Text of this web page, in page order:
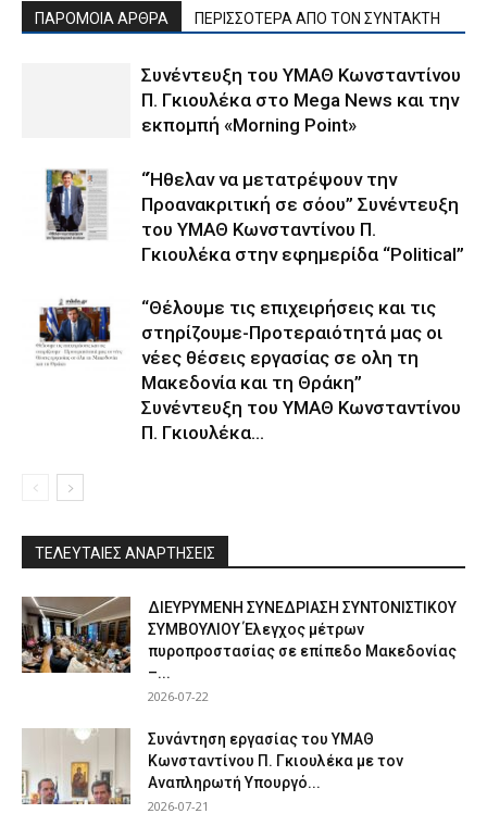
ΠΑΡΟΜΟΙΑ ΑΡΘΡΑ ΠΕΡΙΣΣΟΤΕΡΑ ΑΠΟ ΤΟΝ ΣΥΝΤΑΚΤΗ
Συνέντευξη του ΥΜΑΘ Κωνσταντίνου
Π. Γκιουλέκα στο Mega News και την
εκπομπή «Morning Point»
“Ήθελαν να μετατρέψουν την
Προανακριτική σε σόου” Συνέντευξη
του ΥΜΑΘ Κωνσταντίνου Π.
Γκιουλέκα στην εφημερίδα “Political”
“Θέλουμε τις επιχειρήσεις και τις
στηρίζουμε-Προτεραιότητά μας οι
νέες θέσεις εργασίας σε ολη τη
Μακεδονία και τη Θράκη”
Συνέντευξη του ΥΜΑΘ Κωνσταντίνου
Π. Γκιουλέκα...
ΤΕΛΕΥΤΑΙΕΣ ΑΝΑΡΤΗΣΕΙΣ
ΔΙΕΥΡΥΜΕΝΗ ΣΥΝΕΔΡΙΑΣΗ ΣΥΝΤΟΝΙΣΤΙΚΟΥ
ΣΥΜΒΟΥΛΙΟΥ Έλεγχος μέτρων
πυροπροστασίας σε επίπεδο Μακεδονίας
–...
2026-07-22
Συνάντηση εργασίας του ΥΜΑΘ
Κωνσταντίνου Π. Γκιουλέκα με τον
Αναπληρωτή Υπουργό...
2026-07-21